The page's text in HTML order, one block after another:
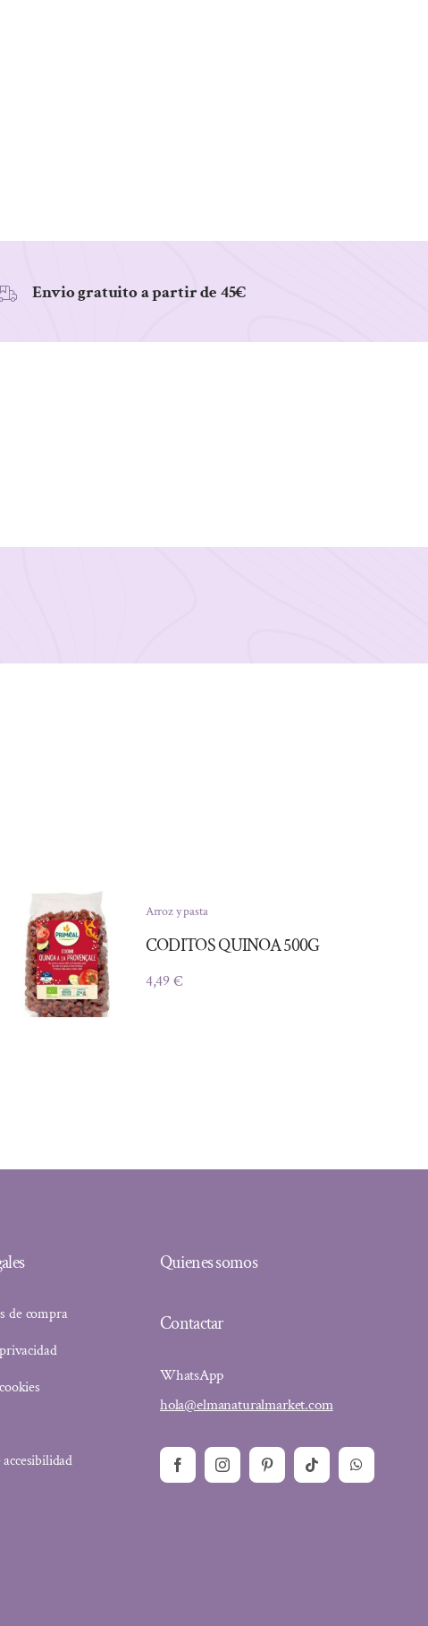
Envio gratuito a partir de 45€
Arroz y pasta
CODITOS QUINOA 500G
4,49€
de compra
Quienes somos
Contactar
WhatsApp
hola@elmanaturalmarket.com